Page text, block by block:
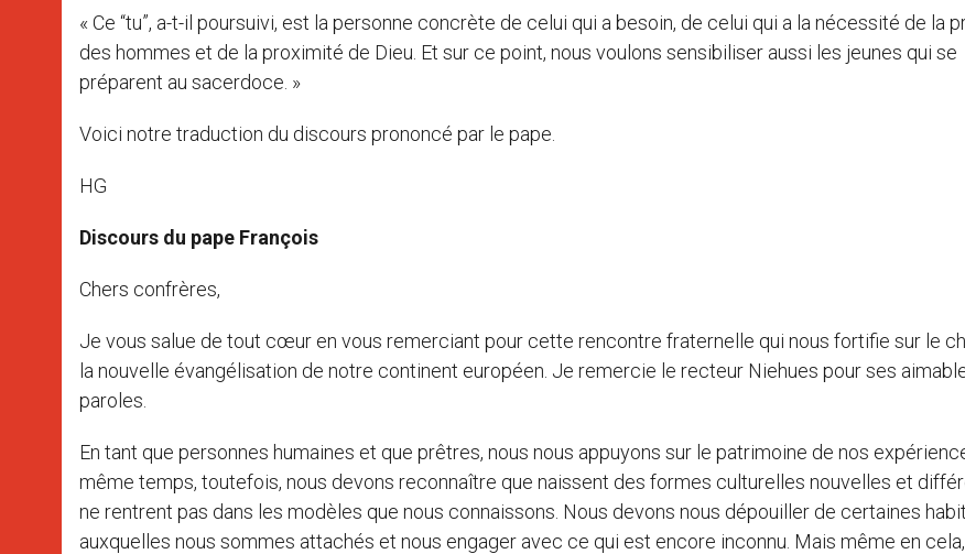
« Ce “tu”, a-t-il poursuivi, est la personne concrète de celui qui a besoin, de celui qui a la nécessité de la
des hommes et de la proximité de Dieu. Et sur ce point, nous voulons sensibiliser aussi les jeunes qui se
préparent au sacerdoce. »
Voici notre traduction du discours prononcé par le pape.
HG
Discours du pape François
Chers confrères,
Je vous salue de tout cœur en vous remerciant pour cette rencontre fraternelle qui nous fortifie sur le
la nouvelle évangélisation de notre continent européen. Je remercie le recteur Niehues pour ses
paroles.
En tant que personnes humaines et que prêtres, nous nous appuyons sur le patrimoine de nos
même temps, toutefois, nous devons reconnaître que naissent des formes culturelles nouvelles et
ne rentrent pas dans les modèles que nous connaissons. Nous devons nous dépouiller de certaines
auxquelles nous sommes attachés et nous engager avec ce qui est encore inconnu. Mais même en